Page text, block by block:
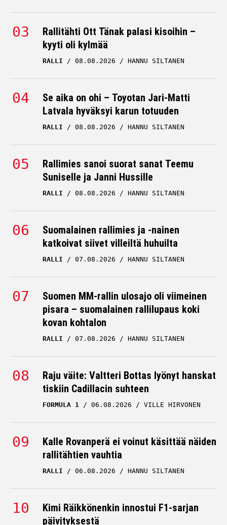
Rallitähti Ott Tänak palasi kisoihin –
kyyti oli kylmää
RALLI 08.08.2026 HANNU SILTANEN
Se aika on ohi – Toyotan Jari-Matti
Latvala hyväksyi karun totuuden
RALLI 08.08.2026 HANNU SILTANEN
Rallimies sanoi suorat sanat Teemu
Suniselle ja Janni Hussille
RALLI 08.08.2026 HANNU SILTANEN
Suomalainen rallimies ja -nainen
katkoivat siivet villeiltä huhuilta
RALLI 07.08.2026 HANNU SILTANEN
Suomen MM-rallin ulosajo oli viimeinen
pisara – suomalainen rallilupaus koki
kovan kohtalon
RALLI 07.08.2026 HANNU SILTANEN
Raju väite: Valtteri Bottas lyönyt hanskat
tiskiin Cadillacin suhteen
FORMULA 1 06.08.2026 VILLE HIRVONEN
Kalle Rovanperä ei voinut käsittää näiden
rallitähtien vauhtia
RALLI 06.08.2026 HANNU SILTANEN
Kimi Räikkönenkin innostui F1-sarjan
päivityksestä